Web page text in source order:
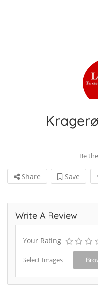
Be
Share Save
Write A Review
Your Rating
Select Images